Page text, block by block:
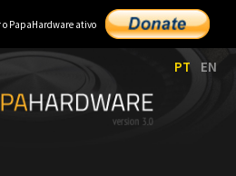
o PapaHardware ativo
PT EN